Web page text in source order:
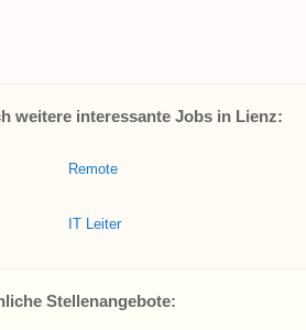
weitere interessante Jobs in Lienz:
Remote
IT Leiter
Stellenangebote: